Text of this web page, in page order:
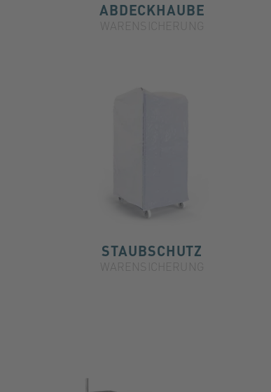
ABDECKHAUBE
WARENSICHERUNG
STAUBSCHUTZ
WARENSICHERUNG